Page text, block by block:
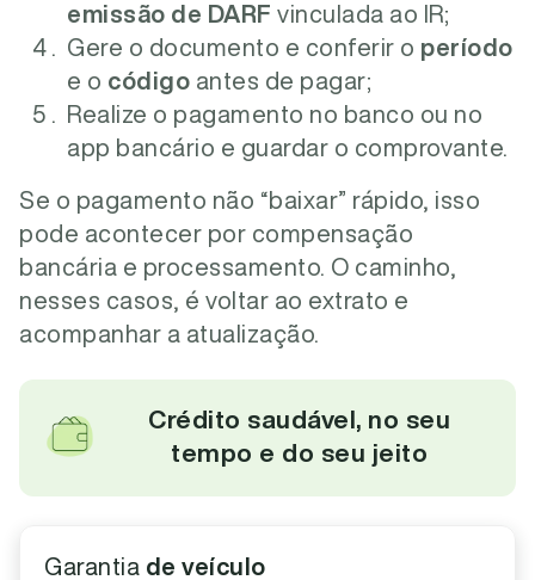
emissão de DARF vinculada ao IR;
Gere o documento e conferir o período
e o código antes de pagar;
Realize o pagamento no banco ou no
app bancário e guardar o comprovante.
Se o pagamento não “baixar” rápido, isso
pode acontecer por compensação
bancária e processamento. O caminho,
nesses casos, é voltar ao extrato e
acompanhar a atualização.
Crédito saudável, no seu
tempo e do seu jeito
Garantia de veículo